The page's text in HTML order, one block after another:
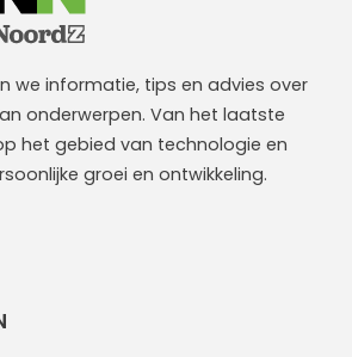
we informatie, tips en advies over
onderwerpen. Van het laatste
het gebied van technologie en
groei en ontwikkeling.